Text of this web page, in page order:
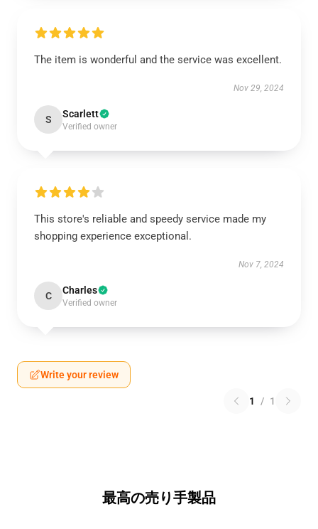
The item is wonderful and the service was excellent.
Nov 29, 2024
S Scarlett
Verified owner
This store's reliable and speedy service made my
shopping experience exceptional.
Nov 7, 2024
C Charles
Verified owner
Write your review
1 / 1
最高の売り手製品